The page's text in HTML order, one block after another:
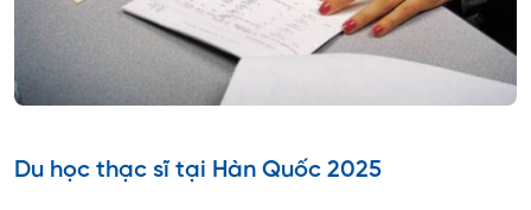
Du học thạc sĩ tại Hàn Quốc 2025